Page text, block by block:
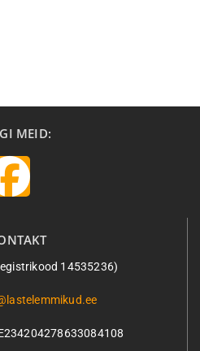
14535236)
MEID: